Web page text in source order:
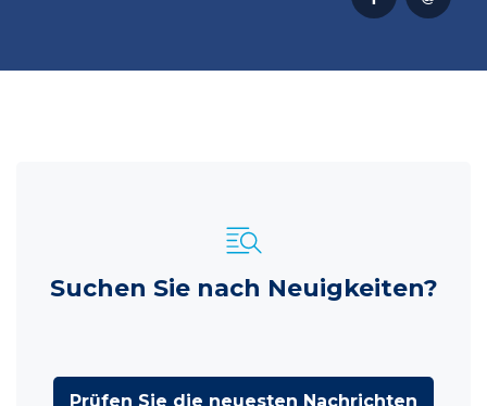
Suchen Sie nach Neuigkeiten?
Prüfen Sie die neuesten Nachrichten